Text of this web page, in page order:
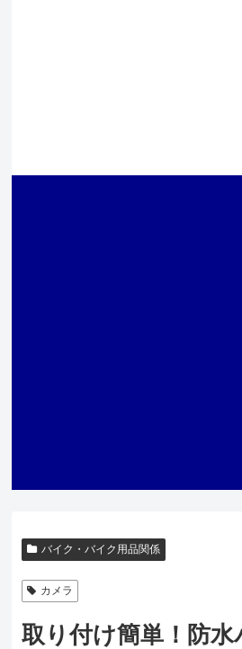
バイク・バイク用品関係
カメラ
取り付け簡単！防